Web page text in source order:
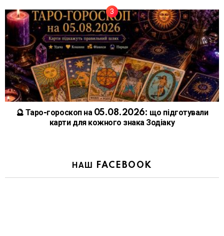
🔮 Таро-гороскоп на 05.08.2026: що підготували
карти для кожного знака Зодіаку
НАШ FACEBOOK